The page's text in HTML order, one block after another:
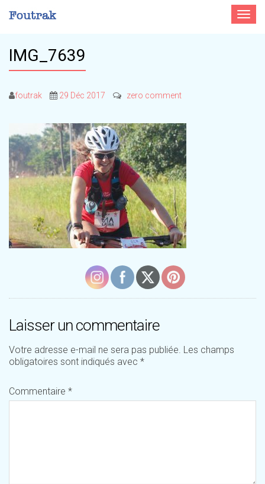
Toggle
IMG_7639
foutrak 29 Déc 2017 zero comment
Laisser un commentaire
Votre adresse e-mail ne sera pas publiée. Les champs
obligatoires sont indiqués avec *
Commentaire *